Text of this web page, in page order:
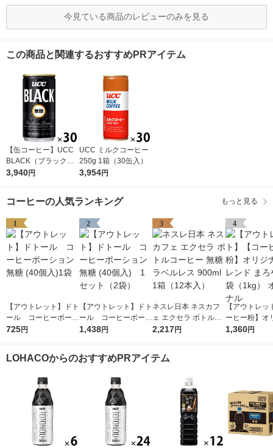
今見ている商品のレビューのみを見る
この商品と関連するおすすめPRアイテム
【缶コーヒー】UCC
BLACK（ブラック）
無糖 185g 1箱（30缶
3,940円
UCC ミルクコーヒー
250g 1箱（30缶入）
3,954円
コーヒーの人気ランキング もっと見る
1
【アウトレット】ドト
ール コーヒーポーシ
ョン 無糖 (40個入)1袋
725円
2
【アウトレット】ドト
ール コーヒーポーシ
ョン 無糖 (40個入) 1
1,438円
3
ネスレ日本 ネスカフ
ェ エクセラ ボトルコ
ーヒー 無糖 ラベルレ
2,217円
4
【アウトレッ
ーヒー粉】オ
ブレンド ま
1,360円
LOHACOからのおすすめPRアイテム